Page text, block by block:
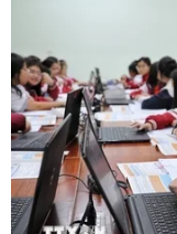
công nghệ trở
nền đối ngoại
05/08/2026 14:56